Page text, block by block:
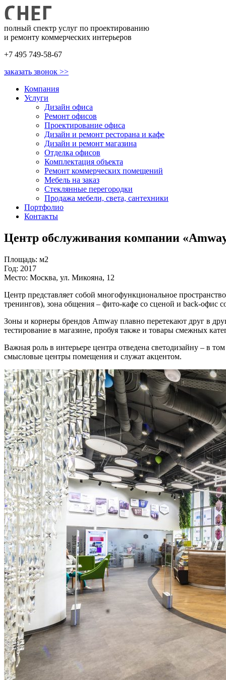
полный спектр услуг по проектированию
и ремонту коммерческих интерьеров
+7 495 749-58-67
заказать звонок >>
Компания
Услуги
Дизайн офиса
Ремонт офисов
Проектирование офиса
Дизайн и ремонт ресторана и кафе
Дизайн и ремонт магазина
Отделка офисов
Комплектация объекта
Ремонт коммерческих помещений
Мебель на заказ
Стеклянные перегородки
Продажа мебели, света, сантехники
Портфолио
Контакты
Центр обслуживания компании
Площадь: м2
Год: 2017
Место: Москва, ул. Микояна, 12
Центр представляет собой многофункциональное
тренингов), зона общения – фито-кафе со сценой и back-офис
Зоны и корнеры брендов Amway плавно перетекают друг в
тестирование в магазине, пробуя также и товары смежных
Важная роль в интерьере центра отведена светодизайну – в
смысловые центры помещения и служат акцентом.